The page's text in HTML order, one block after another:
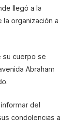
llegó a la
organización a
su cuerpo se
Abraham
del
condolencias a